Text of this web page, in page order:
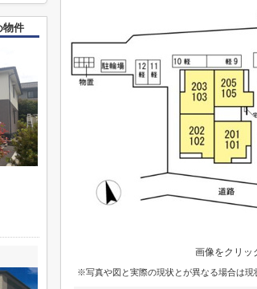
画像をクリッ
※写真や図と実際の現状とが異なる場合は現
物件